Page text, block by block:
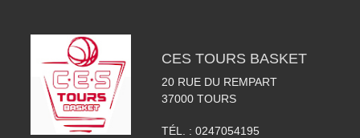
CES TOURS BASKET
20 RUE DU REMPART
37000 TOURS
TÉL. : 0247054195